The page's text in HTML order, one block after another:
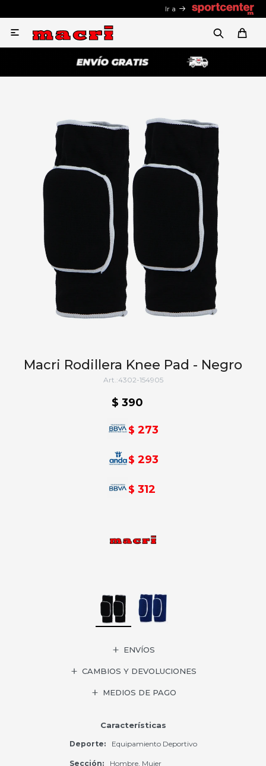
Ir a

Macri Rodillera Knee Pad - Negro
4302-154905
$ 390
$ 273
$ 293
$ 312
ENVÍOS
CAMBIOS Y DEVOLUCIONES
MEDIOS DE PAGO
Características
Deporte Equipamiento Deportivo
Sección Hombre, Mujer